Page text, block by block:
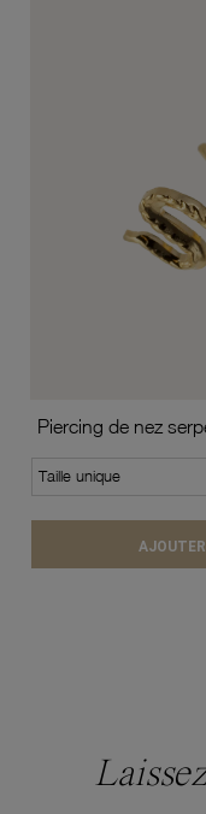
Piercing de nez
Taille unique